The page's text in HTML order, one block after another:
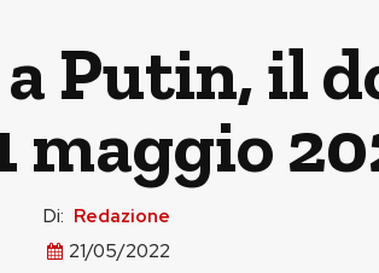
Putin, il
maggio
Di: Redazione
21/05/2022